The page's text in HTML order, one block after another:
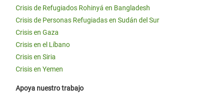
Crisis de Refugiados Rohinyá en Bangladesh
Crisis de Personas Refugiadas en Sudán del Sur
Crisis en Gaza
Crisis en el Líbano
Crisis en Siria
Crisis en Yemen
Apoya nuestro trabajo